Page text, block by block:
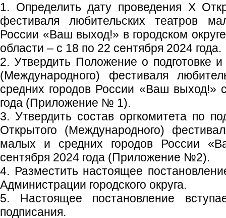
1. Определить дату проведения Х
фестиваля любительских театров
России «Ваш выход!» в городском
области – с 18 по 22 сентября 2024 года.
2. Утвердить Положение о подготовке
(Международного) фестиваля
средних городов России «Ваш выход!»
года (Приложение № 1).
3. Утвердить состав оргкомитета по
Открытого (Международного)
малых и средних городов России
сентября 2024 года (Приложение №2).
4. Разместить настоящее
Администрации городского округа.
5. Настоящее постановление
подписания.